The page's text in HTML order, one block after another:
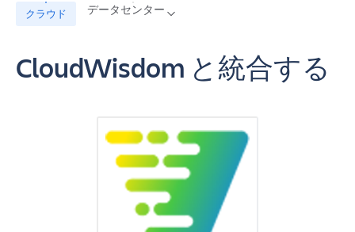
クラウド データセンター
CloudWisdom と統合する